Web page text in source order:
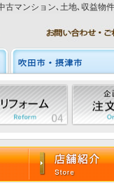
マンション､土地､収益物